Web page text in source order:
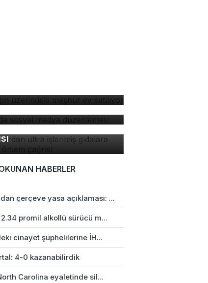
sosyal medya
ultra işlenmiş
karşı acil önlem
HABERLER
çerçeve yasa açıklaması: ...
promil alkollü sürücü m...
cinayet şüphelilerine İH...
4-0 kazanabilirdik
Carolina eyaletinde sil...